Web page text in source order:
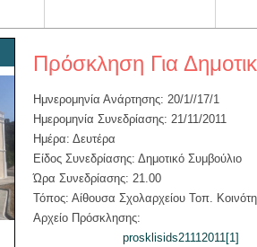
Πρόσκληση Για
Ημνερομηνία Ανάρτησης: 20/1//17/1
Ημερομηνία Συνεδρίασης: 21/11/2011
Ημέρα: Δευτέρα
Είδος Συνεδρίασης: Δημοτικό Συμβούλιο
Ώρα Συνεδρίασης: 21.00
Τόπος: Αίθουσα Σχολαρχείου Τοπ.
Αρχείο Πρόσκλησης:
prosklisids21112011[1]